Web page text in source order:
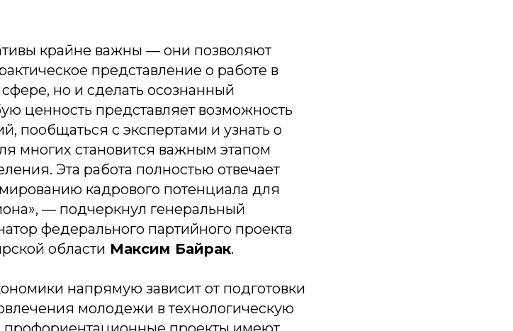
крайне важны — они позволяют
представление о работе в
но и сделать осознанный
ценность представляет возможность
пообщаться с экспертами и узнать о
многих становится важным этапом
Эта работа полностью отвечает
кадрового потенциала для
— подчеркнул генеральный
федерального партийного проекта
области Максим Байрак.
напрямую зависит от подготовки
молодежи в технологическую